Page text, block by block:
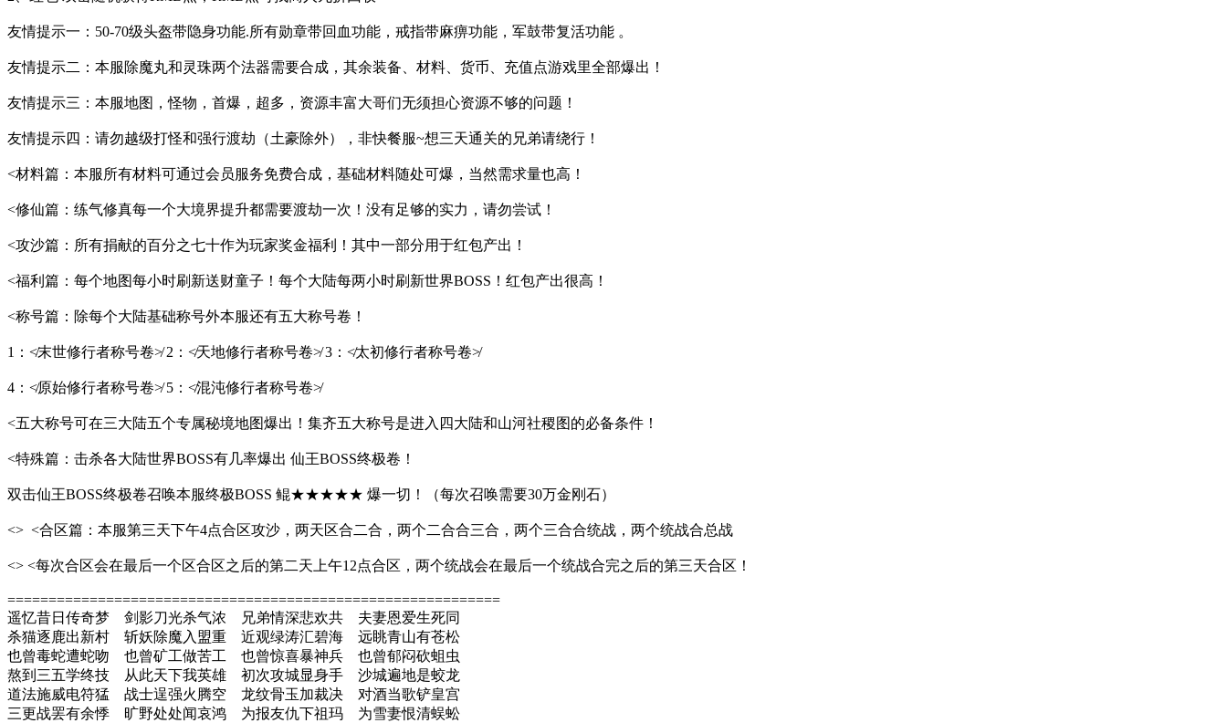
友情提示一：50-70级头盔带隐身功能.所有勋章带回血功能，戒指带麻痹功能，军鼓带复活功能 。
友情提示二：本服除魔丸和灵珠两个法器需要合成，其余装备、材料、货币、充值点游戏里全部爆出！
友情提示三：本服地图，怪物，首爆，超多，资源丰富大哥们无须担心资源不够的问题！
友情提示四：请勿越级打怪和强行渡劫（土豪除外），非快餐服~想三天通关的兄弟请绕行！
<材料篇：本服所有材料可通过会员服务免费合成，基础材料随处可爆，当然需求量也高！
<修仙篇：练气修真每一个大境界提升都需要渡劫一次！没有足够的实力，请勿尝试！
<攻沙篇：所有捐献的百分之七十作为玩家奖金福利！其中一部分用于红包产出！
<福利篇：每个地图每小时刷新送财童子！每个大陆每两小时刷新世界BOSS！红包产出很高！
<称号篇：除每个大陆基础称号外本服还有五大称号卷！
1：≮末世修行者称号卷≯ 2：≮天地修行者称号卷≯ 3：≮太初修行者称号卷≯
4：≮原始修行者称号卷≯ 5：≮混沌修行者称号卷≯
<五大称号可在三大陆五个专属秘境地图爆出！集齐五大称号是进入四大陆和山河社稷图的必备条件！
<特殊篇：击杀各大陆世界BOSS有几率爆出 仙王BOSS终极卷！
双击仙王BOSS终极卷召唤本服终极BOSS 鲲★★★★★ 爆一切！（每次召唤需要30万金刚石）
<> <合区篇：本服第三天下午4点合区攻沙，两天区合二合，两个二合合三合，两个三合合统战，两个统战合总战
<> <每次合区会在最后一个区合区之后的第二天上午12点合区，两个统战会在最后一个统战合完之后的第三天合区！
============================================================
遥忆昔日传奇梦 剑影刀光杀气浓 兄弟情深悲欢共 夫妻恩爱生死同
杀猫逐鹿出新村 斩妖除魔入盟重 近观绿涛汇碧海 远眺青山有苍松
也曾毒蛇遭蛇吻 也曾矿工做苦工 也曾惊喜暴神兵 也曾郁闷砍蛆虫
熬到三五学终技 从此天下我英雄 初次攻城显身手 沙城遍地是蛟龙
道法施威电符猛 战士逞强火腾空 龙纹骨玉加裁决 对酒当歌铲皇宫
三更战罢有余悸 旷野处处闻哀鸿 为报友仇下祖玛 为雪妻恨清蜈蚣